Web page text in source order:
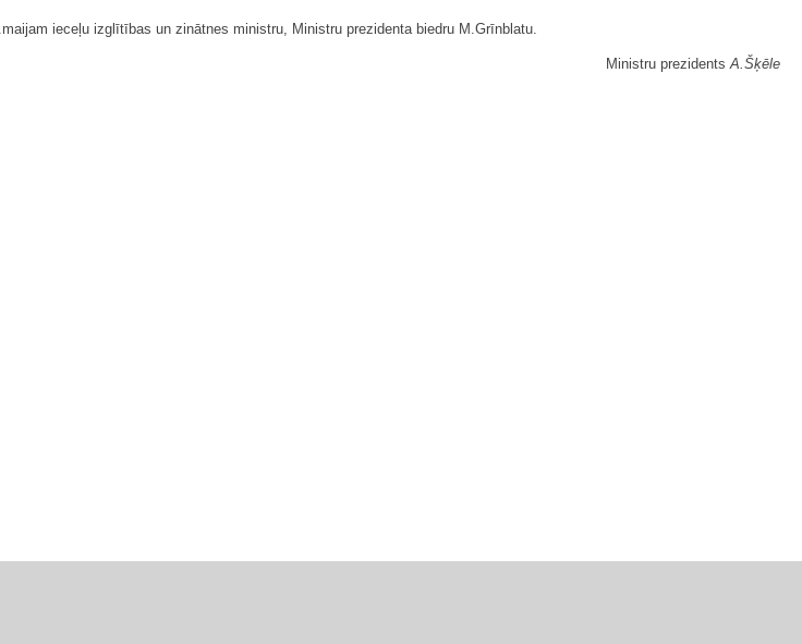
ieceļu izglītības un zinātnes ministru, Ministru prezidenta biedru M.Grīnblatu.
Ministru prezidentsA.Šķēle